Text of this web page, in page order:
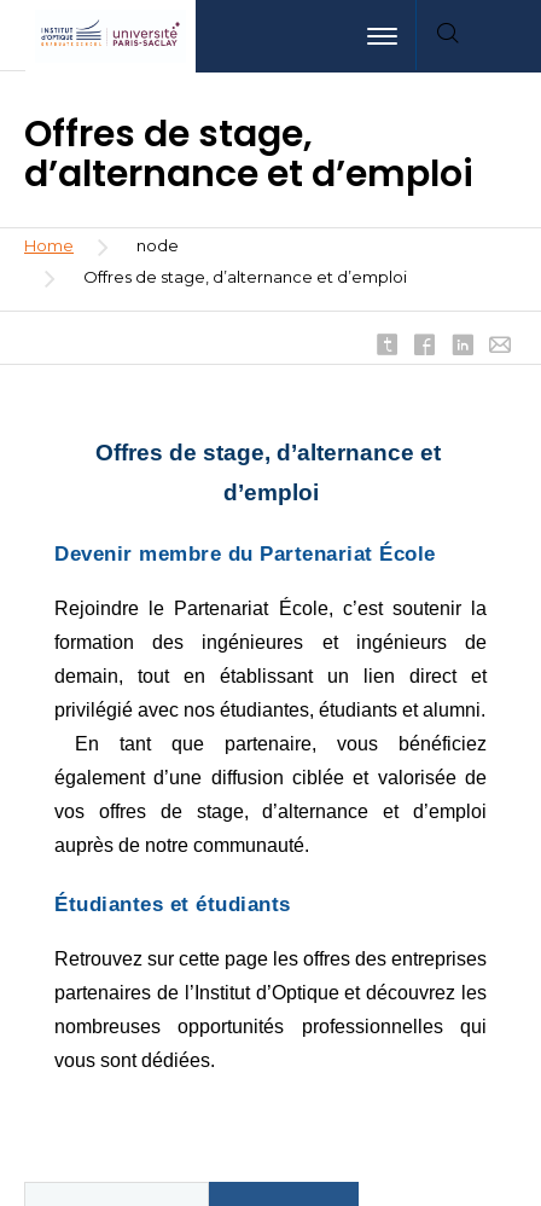
main
menu
la
Toggle navigation
Offres de stage,
d’alternance et d’emploi
Breadcrumb
Home
node
Offres de stage, d’alternance et d’emploi
Offres de stage, d’alternance et
d’emploi
Devenir membre du Partenariat École
Rejoindre le Partenariat École, c’est soutenir la
formation des ingénieures et ingénieurs de
demain, tout en établissant un lien direct et
privilégié avec nos étudiantes, étudiants et alumni.
également d’une diffusion ciblée et valorisée de
vos offres de stage, d’alternance et d’emploi
auprès de notre communauté.
Étudiantes et étudiants
Retrouvez sur cette page les offres des entreprises
partenaires de l’Institut d’Optique et découvrez les
nombreuses opportunités professionnelles qui
vous sont dédiées.